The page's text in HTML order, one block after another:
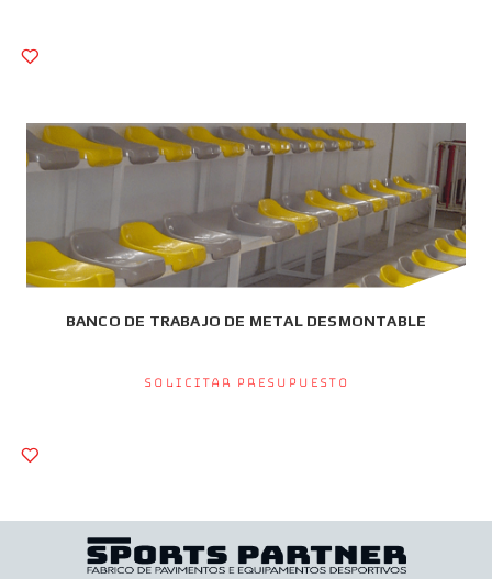
BANCO DE TRABAJO DE METAL DESMONTABLE
Solicitar presupuesto